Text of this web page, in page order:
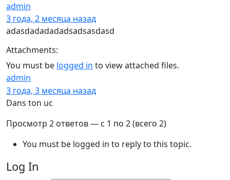
admin
3 года, 2 месяца назад
adasdadadadadsadsasdasd
Attachments:
You must be logged in to view attached files.
admin
3 года, 3 месяца назад
Dans ton uc
Просмотр 2 ответов — с 1 по 2 (всего 2)
You must be logged in to reply to this topic.
Log In